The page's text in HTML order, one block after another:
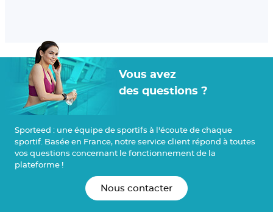
Vous avez
des questions ?
Sporteed : une équipe de sportifs à l'écoute de chaque
sportif. Basée en France, notre service client répond à toutes
vos questions concernant le fonctionnement de la
plateforme !
Nous contacter